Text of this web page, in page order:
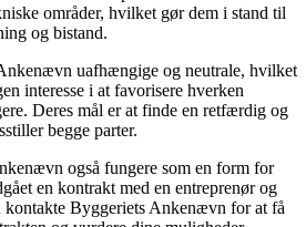
områder, hvilket gør dem i stand til
og bistand.
uafhængige og neutrale, hvilket
interesse i at favorisere hverken
Deres mål er at finde en retfærdig og
begge parter.
også fungere som en form for
en kontrakt med en entreprenør og
kontakte Byggeriets Ankenævn for at få